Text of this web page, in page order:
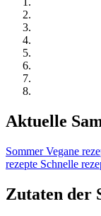
Aktuelle
Sommer Vegane
rezepte Schnelle
Zutaten der